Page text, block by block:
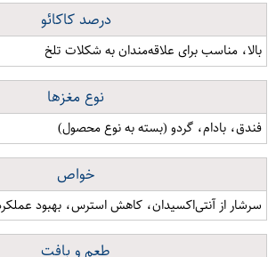
درصد کاکائو
بالا، مناسب برای علاقه‌مندان به شکلات تلخ
نوع مغزها
فندق، بادام، گردو (بسته به نوع محصول)
خواص
سرشار از آنتی‌اکسیدان، کاهش استرس، بهبود
طعم و بافت